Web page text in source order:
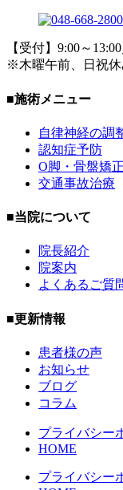
【受付】9:00～
※木曜午前、日祝休
■施術メニュー
自律神経の調
認知症予防
O脚・骨盤矯正
交通事故治療
■当院について
院長紹介
院案内
よくあるご質
■更新情報
患者様の声
お知らせ
ブログ
コラム
プライバシー
HOME
プライバシー